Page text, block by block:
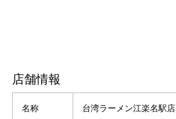
店舗情報
名称 台湾ラーメン江楽名駅店